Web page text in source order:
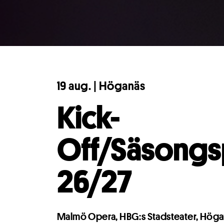
Vi använder
funktioner för
19 aug. | Höganäs
Kick-
Off/
26/27
Malmö Opera, HBG:s Stadsteater,